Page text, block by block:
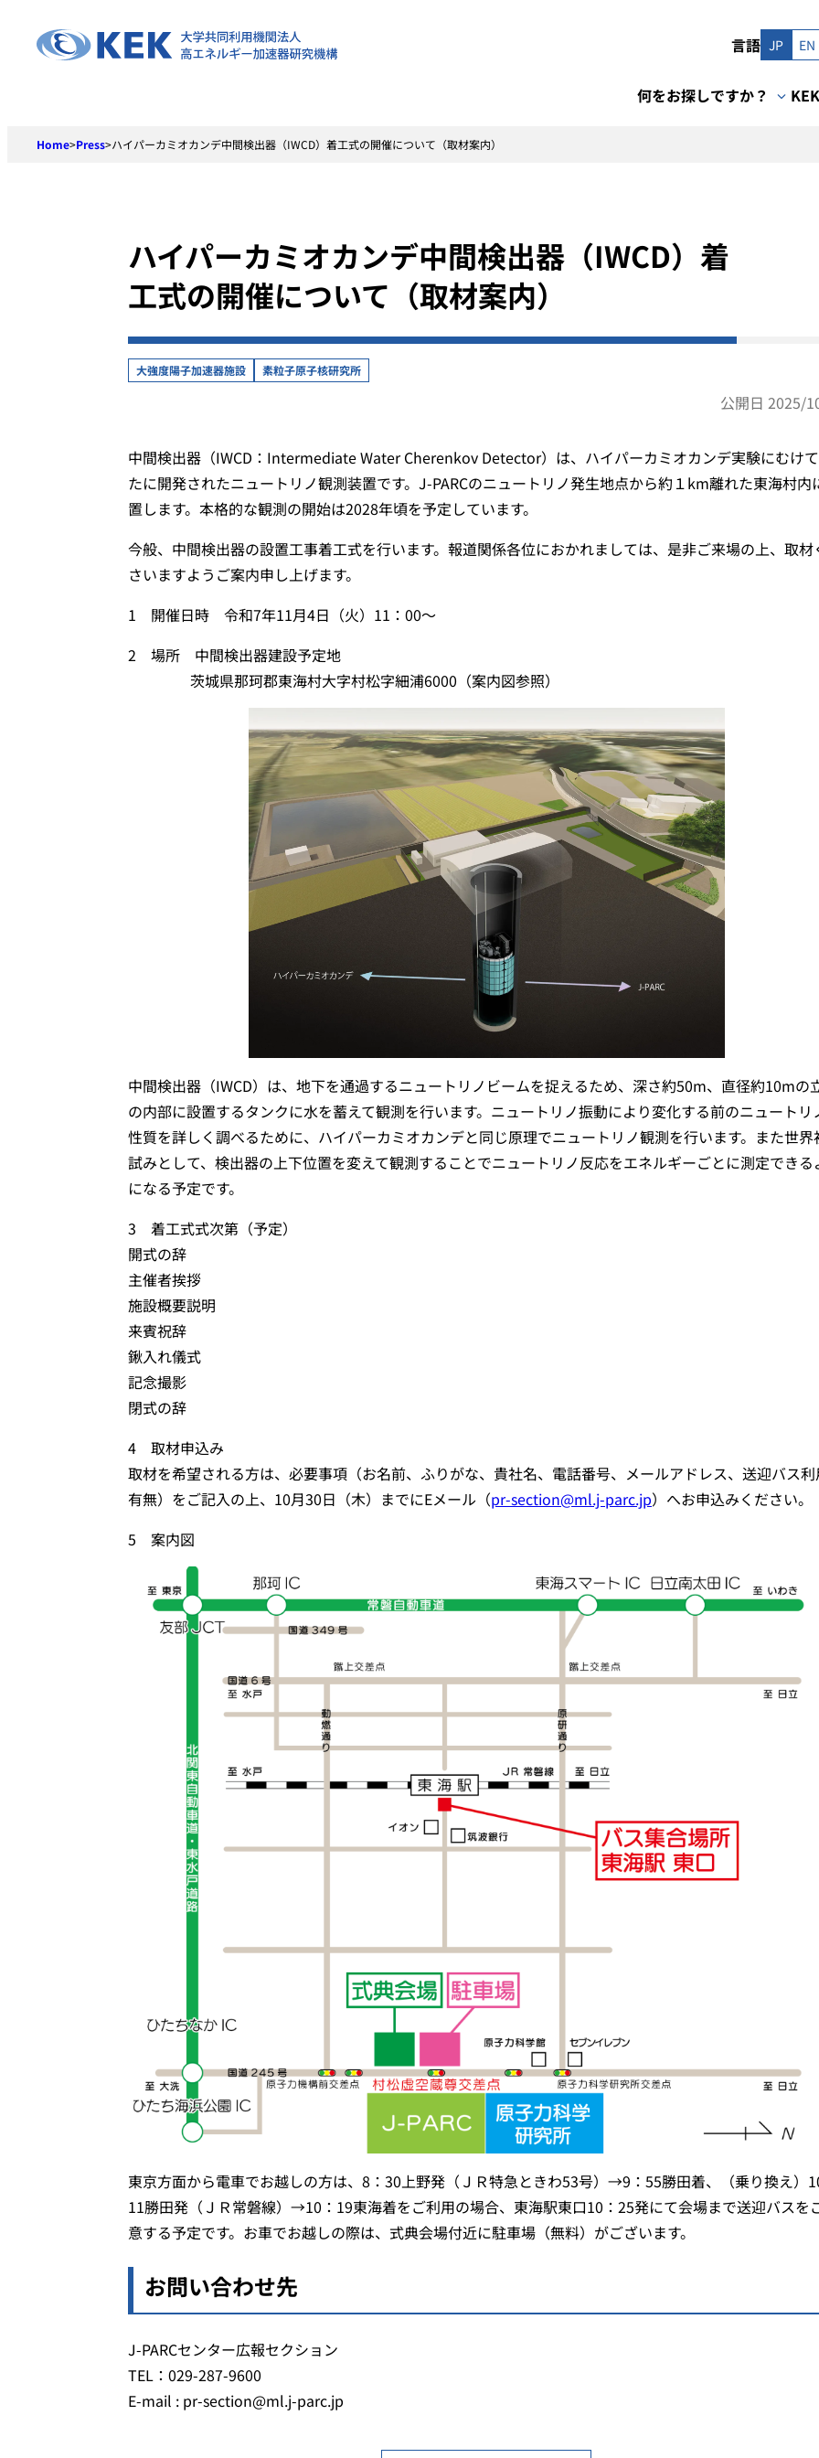
言語 JP EN
何をお探しですか？
Home>Press>ハイパーカミオカンデ中間検出器（IWCD）着工式の開催について（取材案内）
ハイパーカミオカンデ中間検出器（IWCD）着
工式の開催について（取材案内）
大強度陽子加速器施設 素粒子原子核研究所
公開日 2025/
中間検出器（IWCD：Intermediate Water Cherenkov Detector）は、ハイパーカミオカンデ実験にむけ
たに開発されたニュートリノ観測装置です。J-PARCのニュートリノ発生地点から約１km離れた東海村内
置します。本格的な観測の開始は2028年頃を予定しています。
今般、中間検出器の設置工事着工式を行います。報道関係各位におかれましては、是非ご来場の上、取材
さいますようご案内申し上げます。
1 開催日時 令和7年11月4日（火）11：00～
2 場所 中間検出器建設予定地
茨城県那珂郡東海村大字村松字細浦6000（案内図参照）
中間検出器（IWCD）は、地下を通過するニュートリノビームを捉えるため、深さ約50m、直径約10mの
の内部に設置するタンクに水を蓄えて観測を行います。ニュートリノ振動により変化する前のニュートリ
性質を詳しく調べるために、ハイパーカミオカンデと同じ原理でニュートリノ観測を行います。また世界
試みとして、検出器の上下位置を変えて観測することでニュートリノ反応をエネルギーごとに測定できる
になる予定です。
3 着工式式次第（予定）
開式の辞
主催者挨拶
施設概要説明
来賓祝辞
鍬入れ儀式
記念撮影
閉式の辞
4 取材申込み
取材を希望される方は、必要事項（お名前、ふりがな、貴社名、電話番号、メールアドレス、送迎バス
有無）をご記入の上、10月30日（木）までにEメール（pr-section@ml.j-parc.jp）へお申込みください。
5 案内図
東京方面から電車でお越しの方は、8：30上野発（ＪＲ特急ときわ53号）→9：55勝田着、（乗り換え）
11勝田発（ＪＲ常磐線）→10：19東海着をご利用の場合、東海駅東口10：25発にて会場まで送迎バスを
意する予定です。お車でお越しの際は、式典会場付近に駐車場（無料）がございます。
お問い合わせ先
J-PARCセンター広報セクション
TEL：029-287-9600
E-mail : pr-section@ml.j-parc.jp